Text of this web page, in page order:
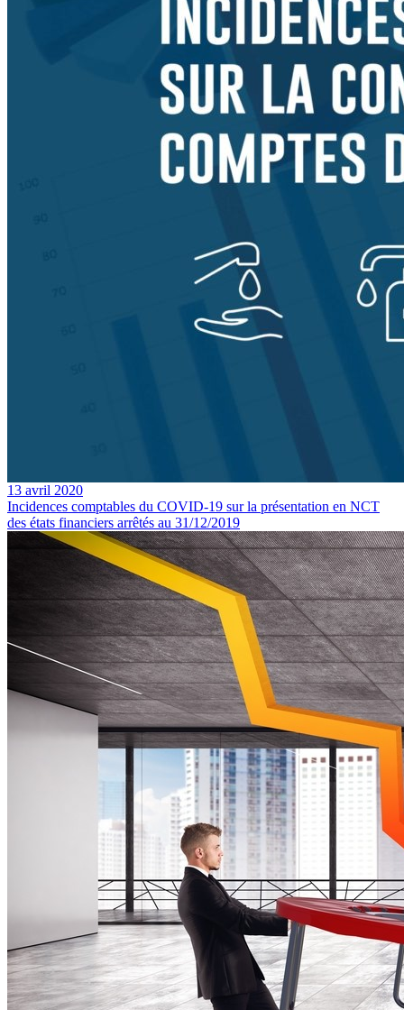
13 avril 2020
Incidences comptables du COVID-19 sur la présentation en NCT
des états financiers arrêtés au 31/12/2019